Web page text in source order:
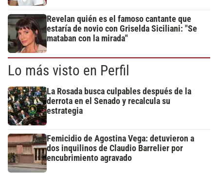
Revelan quién es el famoso cantante que
estaría de novio con Griselda Siciliani: "Se
mataban con la mirada"
Lo más visto en Perfil
La Rosada busca culpables después de la
derrota en el Senado y recalcula su
estrategia
Femicidio de Agostina Vega: detuvieron a
dos inquilinos de Claudio Barrelier por
encubrimiento agravado